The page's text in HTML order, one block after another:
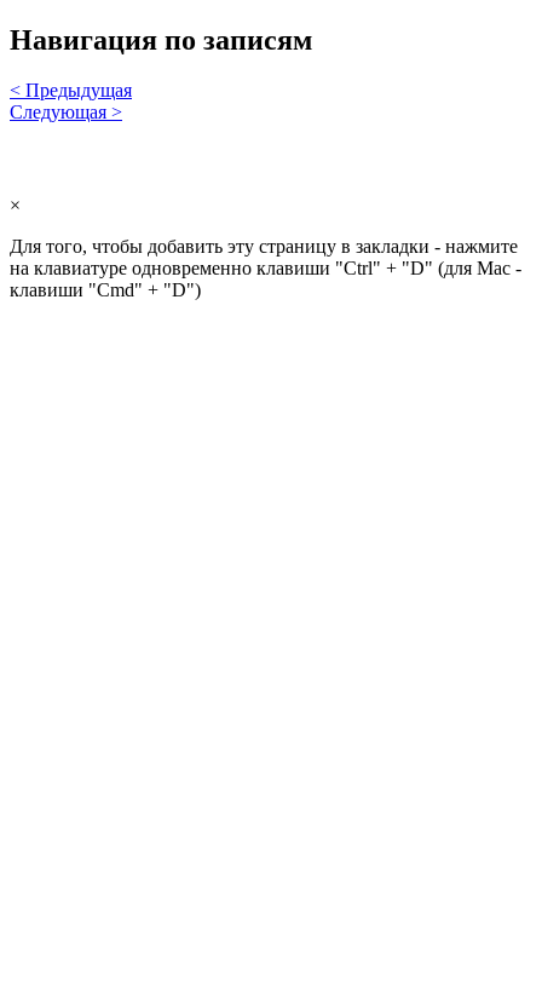
Навигация по записям
< Предыдущая
Следующая >
×
Для того, чтобы добавить эту страницу в закладки - нажмите
на клавиатуре одновременно клавиши "Ctrl" + "D" (для Mac -
клавиши "Cmd" + "D")